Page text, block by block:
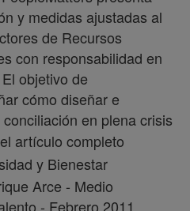
y medidas ajustadas al
de Recursos
con responsabilidad en
objetivo de
cómo diseñar e
en plena crisis
artículo completo
y Bienestar
Arce - Medio
- Febrero 2011